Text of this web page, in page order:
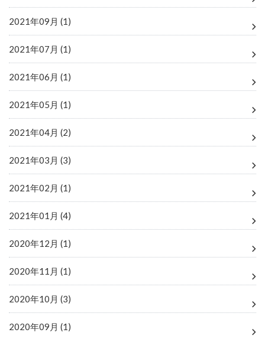
2021年09月 (1)
2021年07月 (1)
2021年06月 (1)
2021年05月 (1)
2021年04月 (2)
2021年03月 (3)
2021年02月 (1)
2021年01月 (4)
2020年12月 (1)
2020年11月 (1)
2020年10月 (3)
2020年09月 (1)